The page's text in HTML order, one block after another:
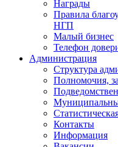
Награды
Правила
НГП
Малый бизнес
Телефон
Администрация
Структура
Полномочия,
Контакты
Информация